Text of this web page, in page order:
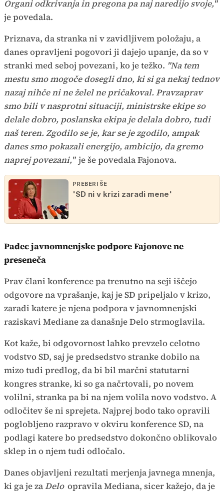
Organi odkrivanja in pregona pa naj naredijo svoje,"
je povedala.
Priznava, da stranka ni v zavidljivem položaju, a
danes opravljeni pogovori ji dajejo upanje, da so v
stranki med seboj povezani, ko je težko. "Na tem
mestu smo mogoče dosegli dno, ki si ga nekaj tednov
nazaj nihče ni ne želel ne pričakoval. Pravzaprav
smo bili v nasprotni situaciji, ministrske ekipe so
delale dobro, poslanska ekipa je delala dobro, tudi
naš teren. Zgodilo se je, kar se je zgodilo, ampak
danes smo pokazali energijo, ambicijo, da gremo
naprej povezani," je še povedala Fajonova.
PREBERI ŠE
'SD ni v krizi zaradi mene'
Padec javnomnenjske podpore Fajonove ne
preseneča
Prav člani konference pa trenutno na seji iščejo
odgovore na vprašanje, kaj je SD pripeljalo v krizo,
zaradi katere je njena podpora v javnomnenjski
raziskavi Mediane za današnje Delo strmoglavila.
Kot kaže, bi odgovornost lahko prevzelo celotno
vodstvo SD, saj je predsedstvo stranke dobilo na
mizo tudi predlog, da bi bil marčni statutarni
kongres stranke, ki so ga načrtovali, po novem
volilni, stranka pa bi na njem volila novo vodstvo. A
odločitev še ni sprejeta. Najprej bodo tako opravili
poglobljeno razpravo v okviru konference SD, na
podlagi katere bo predsedstvo dokončno oblikovalo
sklep in o njem tudi odločalo.
Danes objavljeni rezultati merjenja javnega mnenja,
ki ga je zaDelo opravila Mediana, sicer kažejo, da je